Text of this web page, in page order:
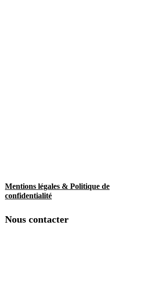
Mentions légales & Politique de
confidentialité
Nous contacter